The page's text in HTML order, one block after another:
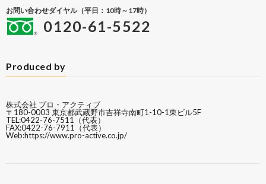
お問い合わせダイヤル（平日：10時～17時）
0120-61-5522
Produced by
株式会社 プロ・アクティブ
〒180-0003 東京都武蔵野市吉祥寺南町1-10-1東ビル5F
TEL:0422-76-7511（代表）
FAX:0422-76-7911（代表）
Web:https://www.pro-active.co.jp/